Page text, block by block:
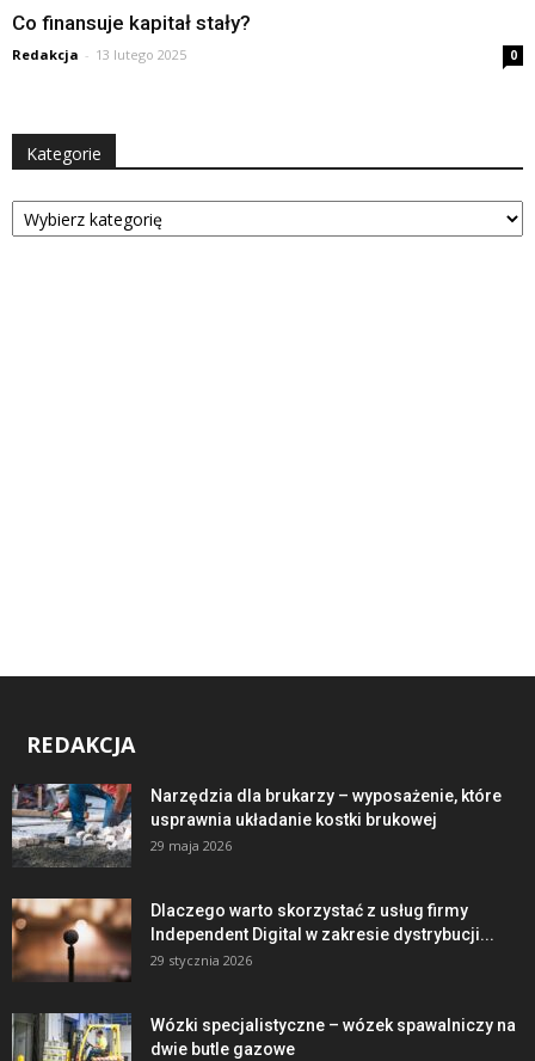
Co finansuje kapitał stały?
Redakcja - 13 lutego 2025 0
Kategorie
Kategorie
REDAKCJA
Narzędzia dla brukarzy – wyposażenie, które
usprawnia układanie kostki brukowej
29 maja 2026
Dlaczego warto skorzystać z usług firmy
Independent Digital w zakresie dystrybucji...
29 stycznia 2026
Wózki specjalistyczne – wózek spawalniczy na
dwie butle gazowe